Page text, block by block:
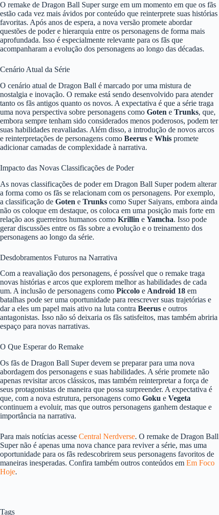
O remake de Dragon Ball Super surge em um momento em que os fãs
estão cada vez mais ávidos por conteúdo que reinterprete suas histórias
favoritas. Após anos de espera, a nova versão promete abordar
questões de poder e hierarquia entre os personagens de forma mais
aprofundada. Isso é especialmente relevante para os fãs que
acompanharam a evolução dos personagens ao longo das décadas.
Cenário Atual da Série
O cenário atual de Dragon Ball é marcado por uma mistura de
nostalgia e inovação. O remake está sendo desenvolvido para atender
tanto os fãs antigos quanto os novos. A expectativa é que a série traga
uma nova perspectiva sobre personagens como Goten e Trunks, que,
embora sempre tenham sido considerados menos poderosos, podem ter
suas habilidades reavaliadas. Além disso, a introdução de novos arcos
e reinterpretações de personagens como Beerus e Whis promete
adicionar camadas de complexidade à narrativa.
Impacto das Novas Classificações de Poder
As novas classificações de poder em Dragon Ball Super podem alterar
a forma como os fãs se relacionam com os personagens. Por exemplo,
a classificação de Goten e Trunks como Super Saiyans, embora ainda
não os coloque em destaque, os coloca em uma posição mais forte em
relação aos guerreiros humanos como Krillin e Yamcha. Isso pode
gerar discussões entre os fãs sobre a evolução e o treinamento dos
personagens ao longo da série.
Desdobramentos Futuros na Narrativa
Com a reavaliação dos personagens, é possível que o remake traga
novas histórias e arcos que explorem melhor as habilidades de cada
um. A inclusão de personagens como Piccolo e Android 18 em
batalhas pode ser uma oportunidade para reescrever suas trajetórias e
dar a eles um papel mais ativo na luta contra Beerus e outros
antagonistas. Isso não só deixaria os fãs satisfeitos, mas também abriria
espaço para novas narrativas.
O Que Esperar do Remake
Os fãs de Dragon Ball Super devem se preparar para uma nova
abordagem dos personagens e suas habilidades. A série promete não
apenas revisitar arcos clássicos, mas também reinterpretar a força de
seus protagonistas de maneira que possa surpreender. A expectativa é
que, com a nova estrutura, personagens como Goku e Vegeta
continuem a evoluir, mas que outros personagens ganhem destaque e
importância na narrativa.
Para mais notícias acesse Central Nerdverse. O remake de Dragon Ball
Super não é apenas uma nova chance para reviver a série, mas uma
oportunidade para os fãs redescobrirem seus personagens favoritos de
maneiras inesperadas. Confira também outros conteúdos em Em Foco
Hoje.
Tags